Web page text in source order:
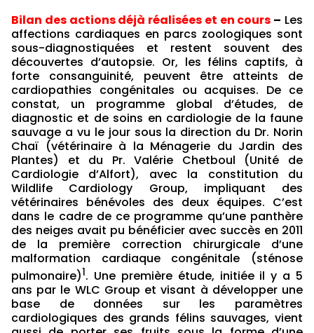
Bilan des actions déjà réalisées et en cours – Les
affections cardiaques en parcs zoologiques sont
sous-diagnostiquées et restent souvent des
découvertes d’autopsie. Or, les félins captifs, à
forte consanguinité, peuvent être atteints de
cardiopathies congénitales ou acquises. De ce
constat, un programme global d’études, de
diagnostic et de soins en cardiologie de la faune
sauvage a vu le jour sous la direction du Dr. Norin
Chaï (vétérinaire à la Ménagerie du Jardin des
Plantes) et du Pr. Valérie Chetboul (Unité de
Cardiologie d’Alfort), avec la constitution du
Wildlife Cardiology Group, impliquant des
vétérinaires bénévoles des deux équipes. C’est
dans le cadre de ce programme qu’une panthère
des neiges avait pu bénéficier avec succès en 2011
de la première correction chirurgicale d’une
malformation cardiaque congénitale (sténose
pulmonaire)1. Une première étude, initiée il y a 5
ans par le WLC Group et visant à développer une
base de données sur les paramètres
cardiologiques des grands félins sauvages, vient